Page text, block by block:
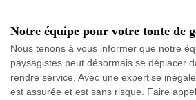
Notre équipe pour votre tonte de
Nous tenons à vous informer que notre
paysagistes peut désormais se déplacer
rendre service. Avec une expertise
est assurée et est sans risque. Faire